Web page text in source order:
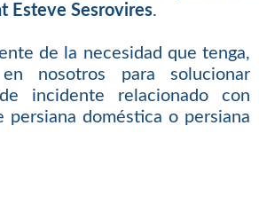
Esteve Sesrovires.
de la necesidad que tenga,
nosotros para solucionar
incidente relacionado con
persiana doméstica o persiana